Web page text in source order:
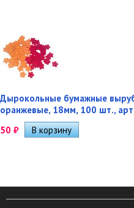
Дырокольные бумажные
оранжевые, 18мм, 100 шт.,
50 ₽